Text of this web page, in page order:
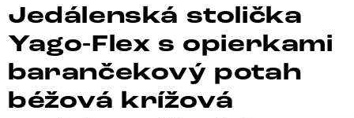
Jedálenská stolička
Yago-Flex s opierkami
barančekový potah
béžová krížová